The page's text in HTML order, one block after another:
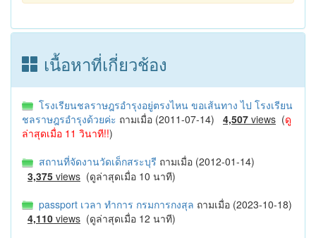
เนื้อหาที่เกี่ยวช้อง
โรงเรียนชลราษฎรอํารุงอยู่ตรงไหน ขอเส้นทาง ไป โรงเรียน
ชลราษฎรอํารุงด้วยค่ะ ถามเมื่อ (2011-07-14) 4,507 views (ดู
ล่าสุดเมื่อ 11 วินาที!!)
สถานที่จัดงานวัดเด็กสระบุรี ถามเมื่อ (2012-01-14)
3,375 views (ดูล่าสุดเมื่อ 10 นาที)
passport เวลา ทำการ กรมการกงสุล ถามเมื่อ (2023-10-18)
4,110 views (ดูล่าสุดเมื่อ 12 นาที)